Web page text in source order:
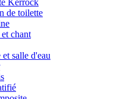
Kerrock
de toilette
chant
salle d'eau